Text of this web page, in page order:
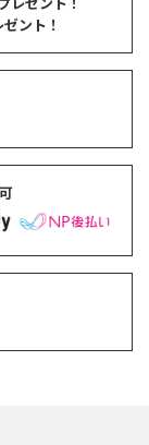
ント！